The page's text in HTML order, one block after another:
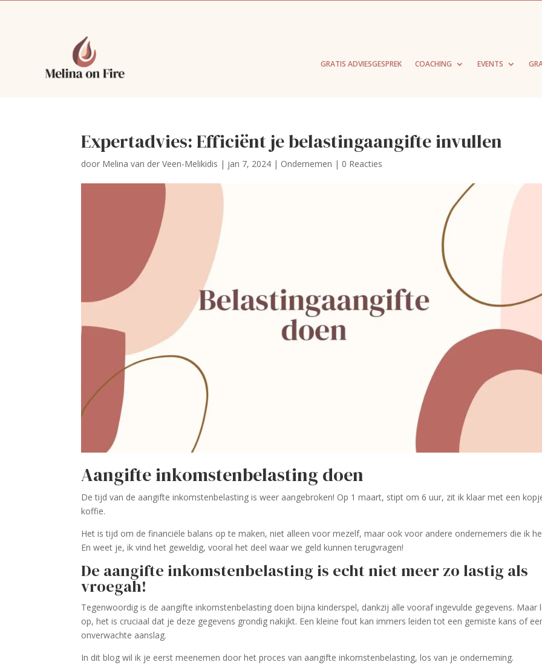
GRATIS ADVIESGESPREK COACHING EVENTS
Expertadvies: Efficiënt je belastingaangifte invullen
door Melina van der Veen-Melikidis | jan 7, 2024 | Ondernemen | 0 Reacties
Aangifte inkomstenbelasting doen
De tijd van de aangifte inkomstenbelasting is weer aangebroken! Op 1 maart, stipt om 6 uur, zit ik klaar met een
koffie.
Het is tijd om de financiële balans op te maken, niet alleen voor mezelf, maar ook voor andere ondernemers die ik
En weet je, ik vind het geweldig, vooral het deel waar we geld kunnen terugvragen!
De aangifte inkomstenbelasting is echt niet meer zo lastig als
vroegah!
Tegenwoordig is de aangifte inkomstenbelasting doen bijna kinderspel, dankzij alle vooraf ingevulde gegevens. Maar
op, het is cruciaal dat je deze gegevens grondig nakijkt. Een kleine fout kan immers leiden tot een gemiste kans of
onverwachte aanslag.
In dit blog wil ik je eerst meenemen door het proces van aangifte inkomstenbelasting, los van je onderneming.